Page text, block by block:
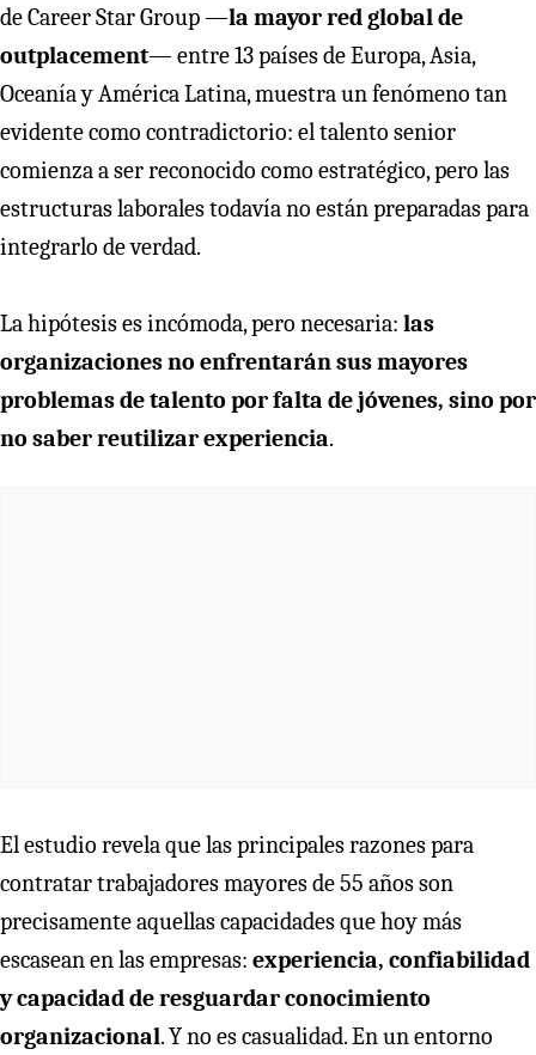
de Career Star Group —la mayor red global de
outplacement— entre 13 países de Europa, Asia,
Oceanía y América Latina, muestra un fenómeno tan
evidente como contradictorio: el talento senior
comienza a ser reconocido como estratégico, pero las
estructuras laborales todavía no están preparadas para
integrarlo de verdad.
La hipótesis es incómoda, pero necesaria: las
organizaciones no enfrentarán sus mayores
problemas de talento por falta de jóvenes, sino por
no saber reutilizar experiencia.
El estudio revela que las principales razones para
contratar trabajadores mayores de 55 años son
precisamente aquellas capacidades que hoy más
escasean en las empresas: experiencia, confiabilidad
y capacidad de resguardar conocimiento
organizacional. Y no es casualidad. En un entorno